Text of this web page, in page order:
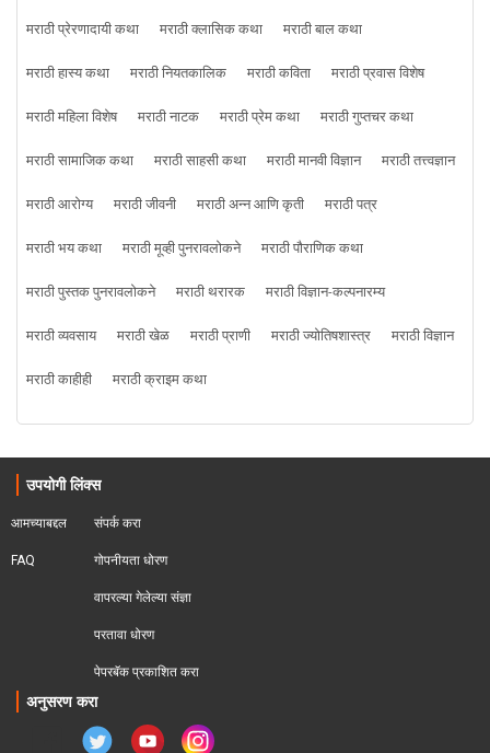
मराठी प्रेरणादायी कथा
मराठी क्लासिक कथा
मराठी बाल कथा
मराठी हास्य कथा
मराठी नियतकालिक मराठी कविता
मराठी प्रवास विशेष
मराठी महिला विशेष
मराठी नाटक मराठी प्रेम कथा
मराठी गुप्तचर कथा
मराठी सामाजिक कथा
मराठी साहसी कथा मराठी मानवी विज्ञान
मराठी तत्त्वज्ञान
मराठी आरोग्य
मराठी जीवनी मराठी अन्न आणि कृती
मराठी पत्र
मराठी भय कथा
मराठी मूव्ही पुनरावलोकने
मराठी पौराणिक कथा
मराठी पुस्तक पुनरावलोकने
मराठी थरारक
मराठी विज्ञान-कल्पनारम्य
मराठी व्यवसाय
मराठी खेळ मराठी प्राणी मराठी ज्योतिषशास्त्र
मराठी विज्ञान
मराठी काहीही
मराठी क्राइम कथा
उपयोगी लिंक्स
आमच्याबद्दल
FAQ
संपर्क करा
गोपनीयता धोरण
वापरल्या गेलेल्या संज्ञा
परतावा धोरण
पेपरबॅक प्रकाशित करा
अनुसरण करा